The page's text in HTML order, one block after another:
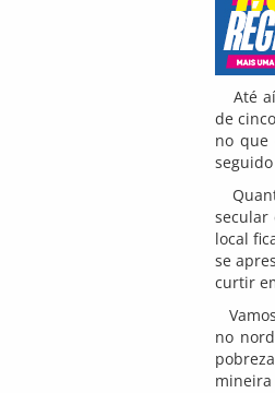
Até
de
no que
secular
local
se
curtir
no
mineira